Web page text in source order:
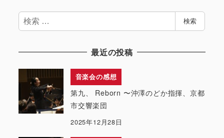
検
索
検索
最近の投稿
音楽会の感想
第九、 Reborn 〜沖澤のどか指揮、京都
市交響楽団
2025年12月28日